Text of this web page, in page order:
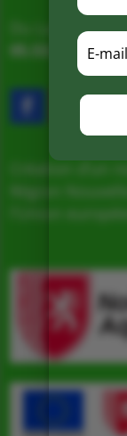
Du Lundi au
05.53.31.98.50–
Création d’un